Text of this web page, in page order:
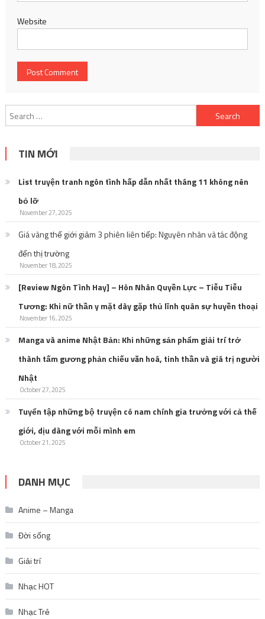
Website
Search
for:
TIN MỚI
List truyện tranh ngôn tình hấp dẫn nhất tháng 11 không nên
bỏ lỡ
November 27, 2025
Giá vàng thế giới giảm 3 phiên liên tiếp: Nguyên nhân và tác động
đến thị trường
November 18, 2025
[Review Ngôn Tình Hay] – Hôn Nhân Quyền Lực – Tiễu Tiễu
Tương: Khi nữ thần y mặt dày gặp thủ lĩnh quân sự huyền thoại
November 16, 2025
Manga và anime Nhật Bản: Khi những sản phẩm giải trí trở
thành tấm gương phản chiếu văn hoá, tinh thần và giá trị người
Nhật
October 27, 2025
Tuyển tập những bộ truyện có nam chính gia trưởng với cả thế
giới, dịu dàng với mỗi mình em
October 21, 2025
DANH MỤC
Anime – Manga
Đời sống
Giải trí
Nhạc HOT
Nhạc Trẻ